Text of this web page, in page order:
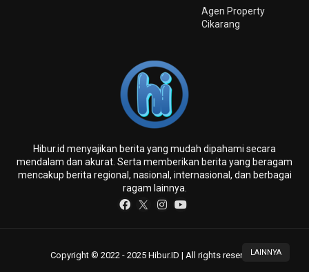
LAINNYA
Agen Property
Cikarang
Hibur.id menyajikan berita yang mudah dipahami secara
mendalam dan akurat. Serta memberikan berita yang beragam
mencakup berita regional, nasional, internasional, dan berbagai
ragam lainnya.
Copyright © 2022 - 2025 Hibur.ID | All rights reserved.